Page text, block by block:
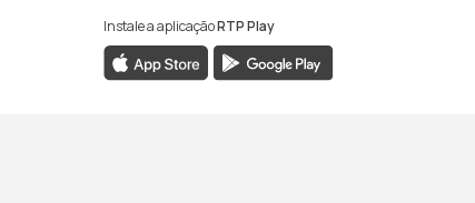
Instale a aplicaçãoRTP Play